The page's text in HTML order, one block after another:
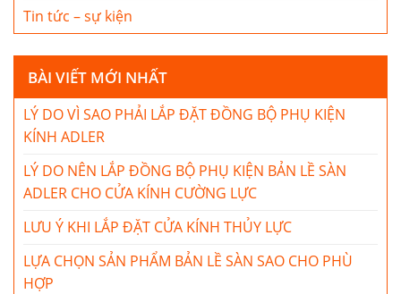
Tin tức – sự kiện
BÀI VIẾT MỚI NHẤT
LÝ DO VÌ SAO PHẢI LẮP ĐẶT ĐỒNG BỘ PHỤ KIỆN
KÍNH ADLER
LÝ DO NÊN LẮP ĐỒNG BỘ PHỤ KIỆN BẢN LỀ SÀN
ADLER CHO CỬA KÍNH CƯỜNG LỰC
LƯU Ý KHI LẮP ĐẶT CỬA KÍNH THỦY LỰC
LỰA CHỌN SẢN PHẨM BẢN LỀ SÀN SAO CHO PHÙ
HỢP